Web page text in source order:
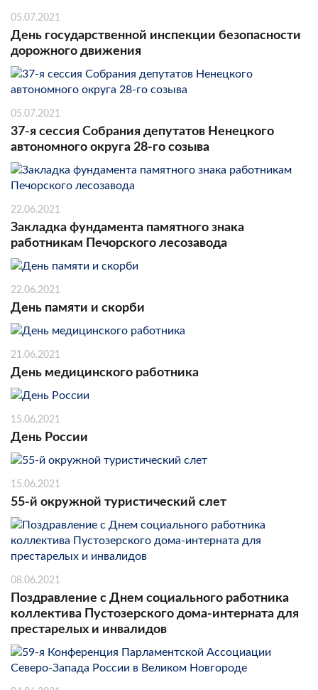
05.07.2021
День государственной инспекции безопасности
дорожного движения
05.07.2021
37-я сессия Собрания депутатов Ненецкого
автономного округа 28-го созыва
22.06.2021
Закладка фундамента памятного знака
работникам Печорского лесозавода
22.06.2021
День памяти и скорби
21.06.2021
День медицинского работника
15.06.2021
День России
15.06.2021
55-й окружной туристический слет
08.06.2021
Поздравление с Днем социального работника
коллектива Пустозерского дома-интерната для
престарелых и инвалидов